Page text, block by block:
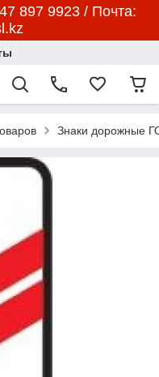
897 9923 / Почта:
Знаки дорожные